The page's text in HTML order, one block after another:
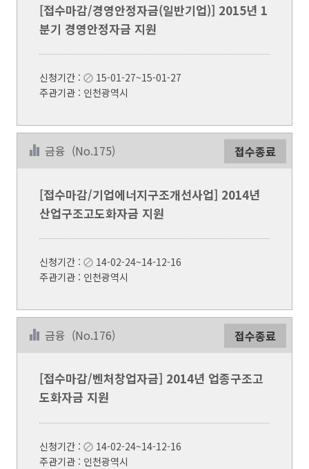
[접수마감/경영안정자금(일반기업)] 2015년 1
분기 경영안정자금 지원
신청기간 :
15-01-27~15-01-27
주관기관 : 인천광역시
금융 (No.175) 접수종료
[접수마감/기업에너지구조개선사업] 2014년
산업구조고도화자금 지원
신청기간 :
14-02-24~14-12-16
주관기관 : 인천광역시
금융 (No.176) 접수종료
[접수마감/벤처창업자금] 2014년 업종구조고
도화자금 지원
신청기간 :
14-02-24~14-12-16
주관기관 : 인천광역시